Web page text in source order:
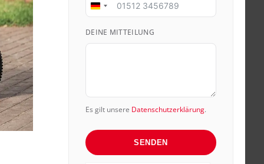
Germany
DEINE MITTEILUNG
Es gilt unsere Datenschutzerklärung.
SENDEN